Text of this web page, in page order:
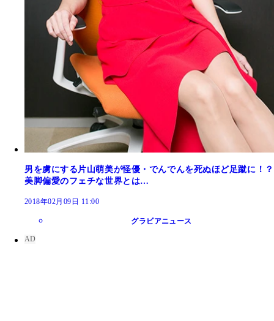
男を虜にする片山萌美が怪優・でんでんを死ぬほど足蹴に！？
美脚偏愛のフェチな世界とは…
2018年02月09日 11:00
グラビアニュース